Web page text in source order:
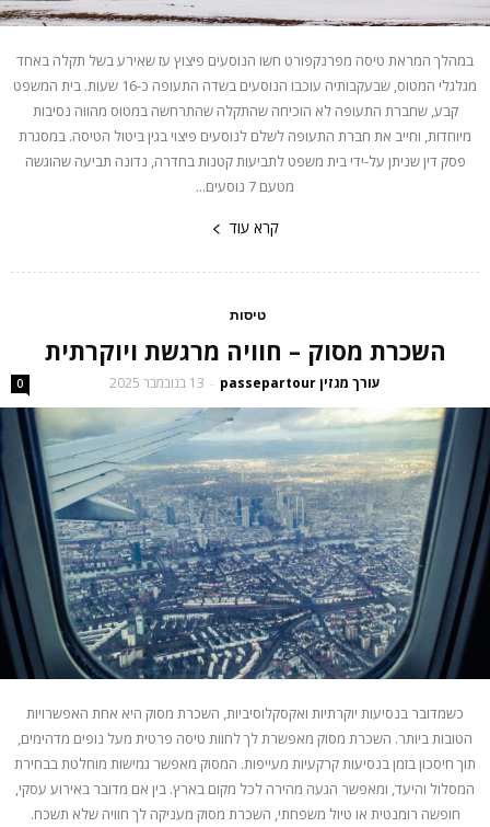
במהלך המראת טיסה מפרנקפורט חשו הנוסעים פיצוץ עז שאירע בשל תקלה באחד
מגלגלי המטוס, שבעקבותיה עוכבו הנוסעים בשדה התעופה כ-16 שעות. בית המשפט
קבע, שחברת התעופה לא הוכיחה שהתקלה שהתרחשה במטוס מהווה נסיבות
מיוחדות, וחייב את חברת התעופה לשלם לנוסעים פיצוי בגין ביטול הטיסה. במסגרת
פסק דין שניתן על-ידי בית משפט לתביעות קטנות בחדרה, נדונה תביעה שהוגשה
מטעם 7 נוסעים...
קרא עוד
טיסות
השכרת מסוק – חוויה מרגשת ויוקרתית
עורך מגזין passepartour - 13 בנובמבר 2025 0
כשמדובר בנסיעות יוקרתיות ואקסקלוסיביות, השכרת מסוק היא אחת האפשרויות
הטובות ביותר. השכרת מסוק מאפשרת לך לחוות טיסה פרטית מעל נופים מדהימים,
תוך חיסכון בזמן בנסיעות קרקעיות מעייפות. המסוק מאפשר גמישות מוחלטת בבחירת
המסלול והיעד, ומאפשר הגעה מהירה לכל מקום בארץ. בין אם מדובר באירוע עסקי,
חופשה רומנטית או טיול משפחתי, השכרת מסוק מעניקה לך חוויה שלא תשכח.